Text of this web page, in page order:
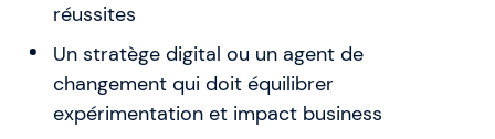
réussites
Un stratège digital ou un agent de
changement qui doit équilibrer
expérimentation et impact business